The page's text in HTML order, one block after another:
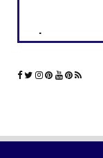
Los curas y